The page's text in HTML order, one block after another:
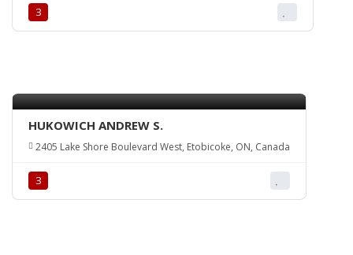
З
HUKOWICH ANDREW S.
2405 Lake Shore Boulevard West, Etobicoke, ON, Canada
З